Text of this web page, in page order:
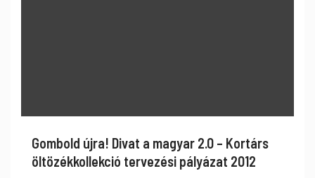
Gombold újra! Divat a magyar 2.0 – Kortárs
öltözékkollekció tervezési pályázat 2012